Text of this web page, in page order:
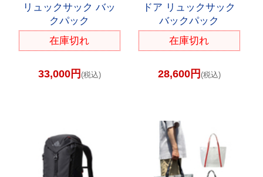
リュックサック バッ
クパック
在庫切れ
33,000円 (税込)
ドア リュックサック
バックパック
在庫切れ
28,600円 (税込)